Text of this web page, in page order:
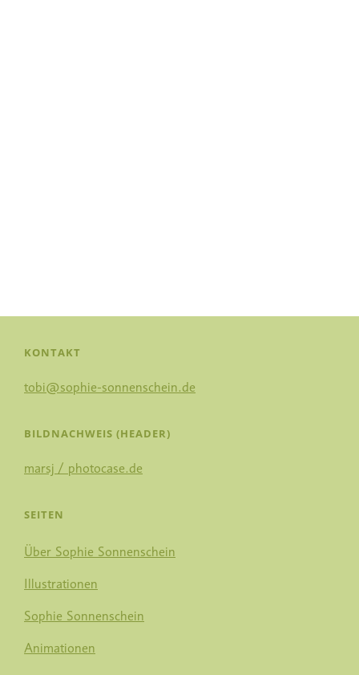
KONTAKT
tobi@sophie-sonnenschein.de
BILDNACHWEIS (HEADER)
marsj / photocase.de
SEITEN
Über Sophie Sonnenschein
Illustrationen
Sophie Sonnenschein
Animationen